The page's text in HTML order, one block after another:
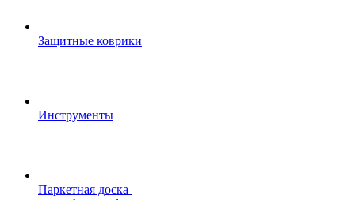
Защитные коврики
Инструменты
Паркетная доска